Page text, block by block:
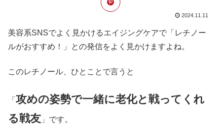
2024.11.11
美容系SNSでよく見かけるエイジングケアで「レチノー
ルがおすすめ！」との発信をよく見かけますよね。
このレチノール、ひとことで言うと
「 攻めの姿勢で一緒に老化と戦ってくれ
る戦友 」です。